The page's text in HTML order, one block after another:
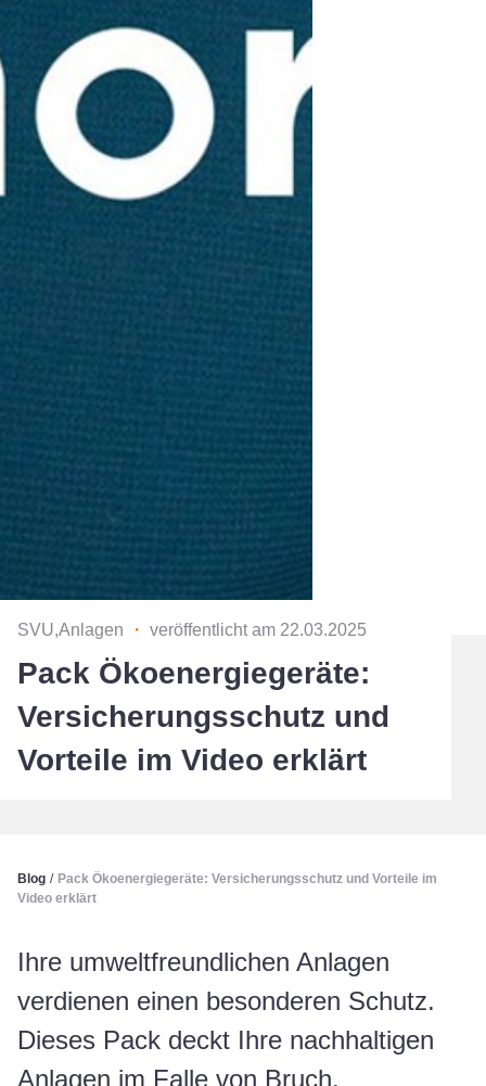
SVU,Anlagen ・ veröffentlicht am 22.03.2025
Pack Ökoenergiegeräte:
Versicherungsschutz und
Vorteile im Video erklärt
Blog / Pack Ökoenergiegeräte: Versicherungsschutz und Vorteile im
Video erklärt
Ihre umweltfreundlichen Anlagen
verdienen einen besonderen Schutz.
Dieses Pack deckt Ihre nachhaltigen
Anlagen im Falle von Bruch,